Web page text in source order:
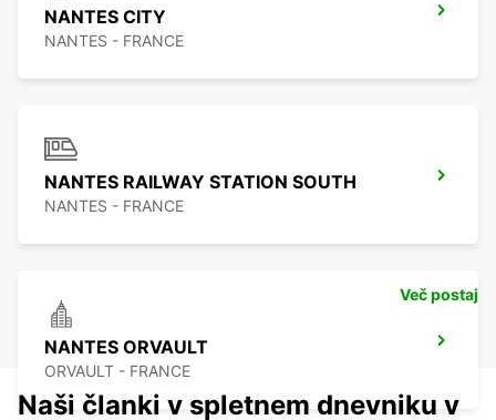
NANTES CITY
NANTES - FRANCE
NANTES RAILWAY STATION SOUTH
NANTES - FRANCE
NANTES ORVAULT
ORVAULT - FRANCE
Več postaj
Naši članki v spletnem dnevniku v